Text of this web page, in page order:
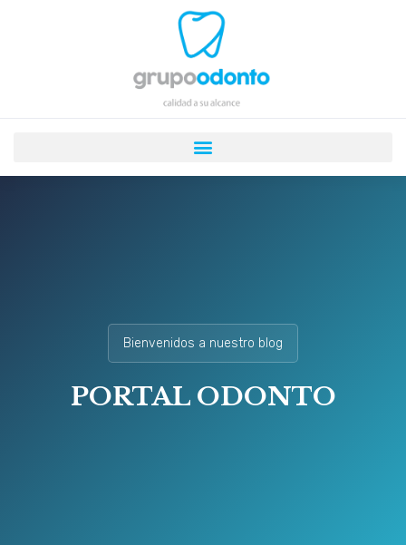
Bienvenidos a nuestro blog
PORTAL ODONTO